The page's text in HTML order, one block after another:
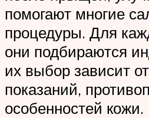
помогают многие
процедуры. Для
они подбираются
их выбор зависит
показаний,
особенностей кожи.